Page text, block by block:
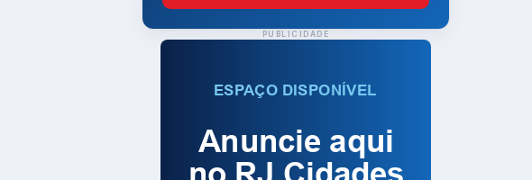
PUBLICIDADE